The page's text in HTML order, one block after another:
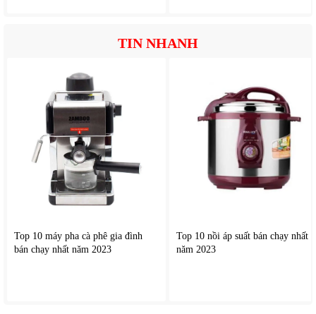
TIN NHANH
Top 10 máy pha cà phê gia đình
bán chạy nhất năm 2023
Top 10 nồi áp suất bán chạy nhất
năm 2023